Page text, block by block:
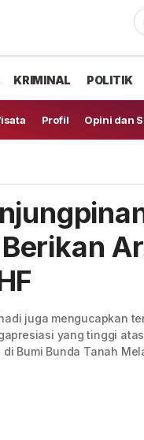
KRIMINAL POLITIK
Profil Opini dan
juga mengucapkan
yang tinggi
Bumi Bunda Tanah